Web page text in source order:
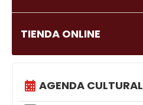
TIENDA ONLINE
AGENDA CULTURAL